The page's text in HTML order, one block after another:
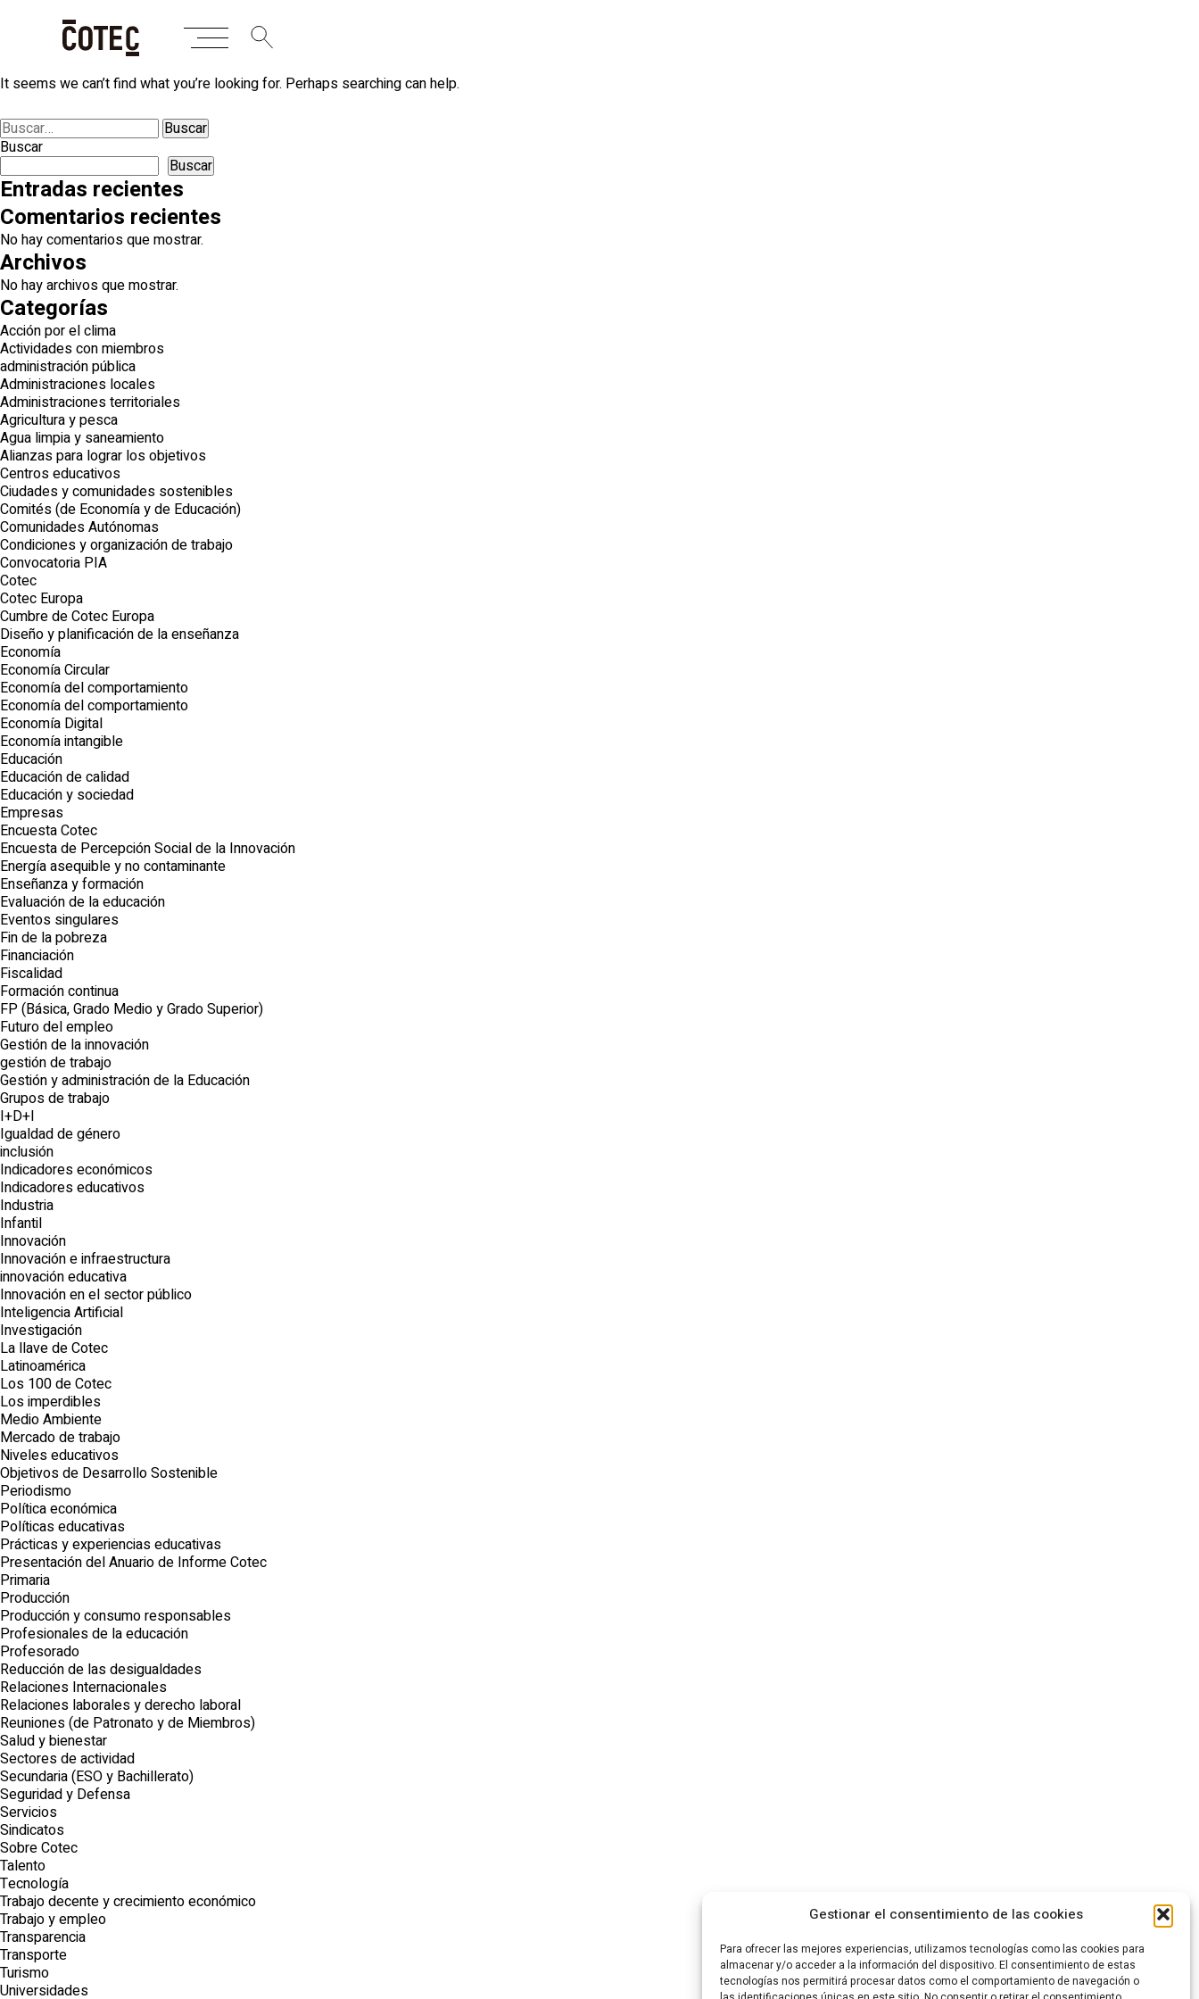
Gestionar el consentimiento de las cookies
Para ofrecer las mejores experiencias, utilizamos tecnologías como las cookies para
almacenar y/o acceder a la información del dispositivo. El consentimiento de estas
tecnologías nos permitirá procesar datos como el comportamiento de navegación o
Nothing Found
It seems we can’t find what you’re looking for. Perhaps searching can help.
Buscar:
Buscar
Buscar
Entradas recientes
Comentarios recientes
No hay comentarios que mostrar.
Archivos
No hay archivos que mostrar.
Categorías
Acción por el clima
Actividades con miembros
administración pública
Administraciones locales
Administraciones territoriales
Agricultura y pesca
Agua limpia y saneamiento
Alianzas para lograr los objetivos
Centros educativos
Ciudades y comunidades sostenibles
Comités (de Economía y de Educación)
Comunidades Autónomas
Condiciones y organización de trabajo
Convocatoria PIA
Cotec
Cotec Europa
Cumbre de Cotec Europa
Diseño y planificación de la enseñanza
Economía
Economía Circular
Economía del comportamiento
Economía del comportamiento
Economía Digital
Economía intangible
Educación
Educación de calidad
Educación y sociedad
Empresas
Encuesta Cotec
Encuesta de Percepción Social de la Innovación
Energía asequible y no contaminante
Enseñanza y formación
Evaluación de la educación
Eventos singulares
Fin de la pobreza
Financiación
Fiscalidad
Formación continua
FP (Básica, Grado Medio y Grado Superior)
Futuro del empleo
Gestión de la innovación
gestión de trabajo
Gestión y administración de la Educación
Grupos de trabajo
I+D+I
Igualdad de género
inclusión
Indicadores económicos
Indicadores educativos
Industria
Infantil
Innovación
Innovación e infraestructura
innovación educativa
Innovación en el sector público
Inteligencia Artificial
Investigación
La llave de Cotec
Latinoamérica
Los 100 de Cotec
Los imperdibles
Medio Ambiente
Mercado de trabajo
Niveles educativos
Objetivos de Desarrollo Sostenible
Periodismo
Política económica
Políticas educativas
Prácticas y experiencias educativas
Presentación del Anuario de Informe Cotec
Primaria
Producción
Producción y consumo responsables
Profesionales de la educación
Profesorado
Reducción de las desigualdades
Relaciones Internacionales
Relaciones laborales y derecho laboral
Reuniones (de Patronato y de Miembros)
Salud y bienestar
Sectores de actividad
Secundaria (ESO y Bachillerato)
Seguridad y Defensa
Servicios
Sindicatos
Sobre Cotec
Talento
Tecnología
Trabajo decente y crecimiento económico
Trabajo y empleo
Transparencia
Transporte
Turismo
Universidades